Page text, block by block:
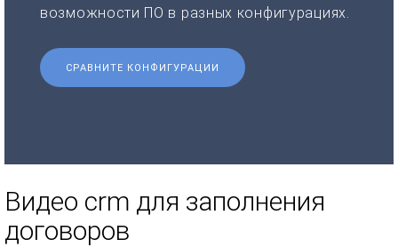
возможности ПО в разных конфигурациях.
СРАВНИТЕ КОНФИГУРАЦИИ
Видео crm для заполнения
договоров